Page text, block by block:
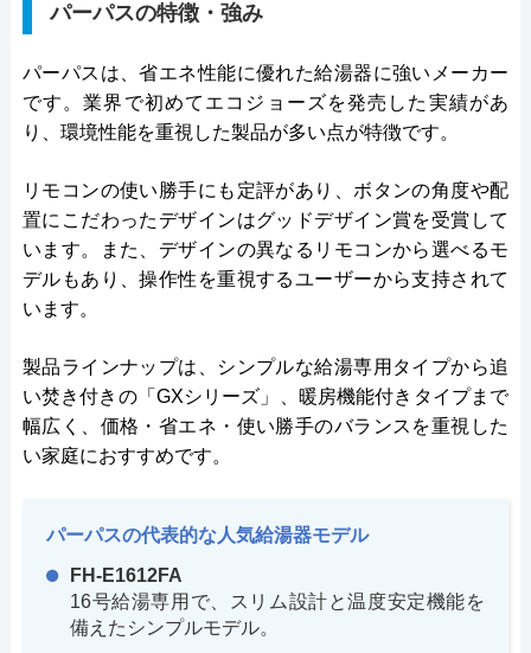
パーパスの特徴・強み
パーパスは、省エネ性能に優れた給湯器に強いメーカー
です。業界で初めてエコジョーズを発売した実績があ
り、環境性能を重視した製品が多い点が特徴です。
リモコンの使い勝手にも定評があり、ボタンの角度や配
置にこだわったデザインはグッドデザイン賞を受賞して
います。また、デザインの異なるリモコンから選べるモ
デルもあり、操作性を重視するユーザーから支持されて
います。
製品ラインナップは、シンプルな給湯専用タイプから追
い焚き付きの「GXシリーズ」、暖房機能付きタイプまで
幅広く、価格・省エネ・使い勝手のバランスを重視した
い家庭におすすめです。
パーパスの代表的な人気給湯器モデル
FH-E1612FA
16号給湯専用で、スリム設計と温度安定機能を
備えたシンプルモデル。